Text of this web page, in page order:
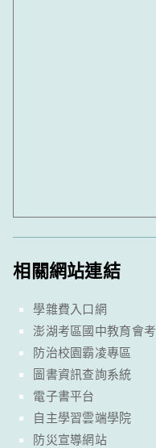
相關網站連結
學雜費入口網
澎湖考區國中教育會考
防治校園霸凌專區
圖書資訊查詢系統
電子書平台
自主學習雲端學院
防災宣導網站